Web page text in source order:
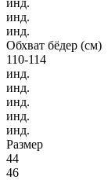
инд.
инд.
Обхват бёдер (см)
110-114
инд.
инд.
инд.
инд.
инд.
Размер
44
46